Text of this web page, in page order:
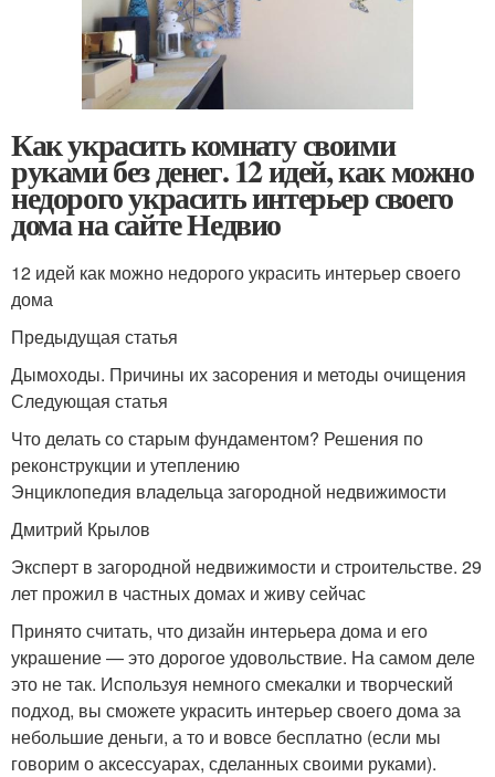
Как украсить комнату своими
руками без денег. 12 идей, как можно
недорого украсить интерьер своего
дома на сайте Недвио
12 идей как можно недорого украсить интерьер своего
дома
Предыдущая статья
Дымоходы. Причины их засорения и методы очищения
Следующая статья
Что делать со старым фундаментом? Решения по
реконструкции и утеплению
Энциклопедия владельца загородной недвижимости
Дмитрий Крылов
Эксперт в загородной недвижимости и строительстве. 29
лет прожил в частных домах и живу сейчас
Принято считать, что дизайн интерьера дома и его
украшение — это дорогое удовольствие. На самом деле
это не так. Используя немного смекалки и творческий
подход, вы сможете украсить интерьер своего дома за
небольшие деньги, а то и вовсе бесплатно (если мы
говорим о аксессуарах, сделанных своими руками).